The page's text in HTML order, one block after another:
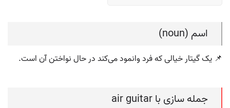
اسم (noun)
📌 یک گیتار خیالی که فرد وانمود می‌کند در حال نواختن آن است.
جمله سازی با air guitar